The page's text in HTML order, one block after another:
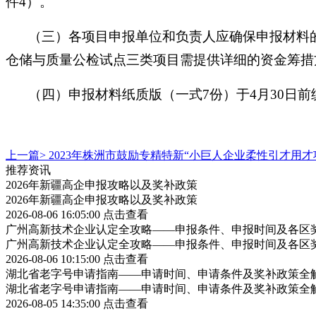
（三）各项目申报单位和负责人应确保申报材
仓储与质量公检试点三类项目需提供详细的资金筹
（四）申报材料纸质版（一式7份）于4月30日
上一篇> 2023年株洲市鼓励专精特新“小巨人企业柔性引才用
推荐资讯
2026年新疆高企申报攻略以及奖补政策
2026年新疆高企申报攻略以及奖补政策
2026-08-06 16:05:00 点击查看
广州高新技术企业认定全攻略——申报条件、申报时间及各区
广州高新技术企业认定全攻略——申报条件、申报时间及各区
2026-08-06 10:15:00 点击查看
湖北省老字号申请指南——申请时间、申请条件及奖补政策全
湖北省老字号申请指南——申请时间、申请条件及奖补政策全
2026-08-05 14:35:00 点击查看